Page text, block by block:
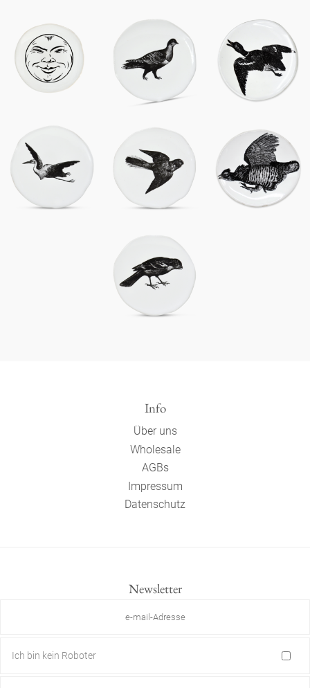
Info
Über uns
Wholesale
AGBs
Impressum
Datenschutz
Newsletter
Ich bin kein Roboter